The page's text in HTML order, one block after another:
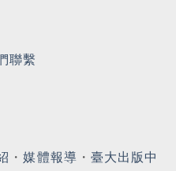
聯繫
・媒體報導 ・ 臺大出版中